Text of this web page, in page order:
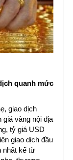
quanh mức
giao dịch
giá vàng nội địa
tỷ giá USD
giao dịch đầu
nhất kể từ